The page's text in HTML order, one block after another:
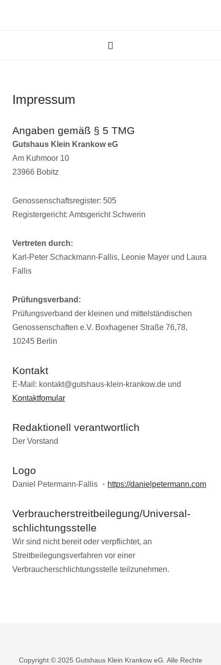
Impressum
Angaben gemäß § 5 TMG
Gutshaus Klein Krankow eG
Am Kuhmoor 10
23966 Bobitz
Genossenschaftsregister: 505
Registergericht: Amtsgericht Schwerin
Vertreten durch:
Karl-Peter Schackmann-Fallis, Leonie Mayer und Laura
Fallis
Prüfungsverband:
Prüfungsverband der kleinen und mittelständischen
Genossenschaften e.V. Boxhagener Straße 76,78,
10245 Berlin
Kontakt
E-Mail: kontakt@gutshaus-klein-krankow.de und
Kontaktfomular
Redaktionell verantwortlich
Der Vorstand
Logo
Daniel Petermann-Fallis ・ https://danielpetermann.com
Verbraucher­streit­beilegung/Universal­
schlichtungs­stelle
Wir sind nicht bereit oder verpflichtet, an
Streitbeilegungsverfahren vor einer
Verbraucherschlichtungsstelle teilzunehmen.
Copyright © 2025 Gutshaus Klein Krankow eG. Alle Rechte